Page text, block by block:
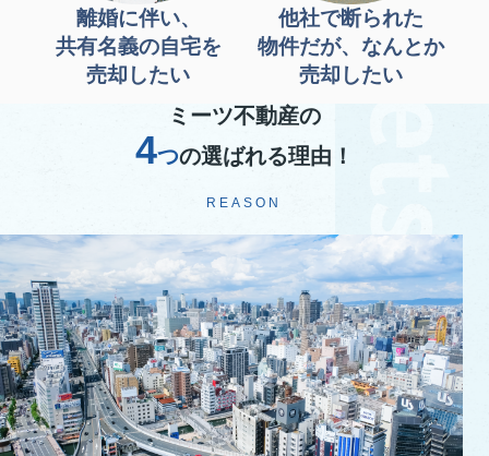
離婚に伴い、
共有名義の自宅を
売却したい
他社で断られた
物件だが、なんとか
売却したい
ミーツ不動産の
4つの選ばれる理由！
REASON